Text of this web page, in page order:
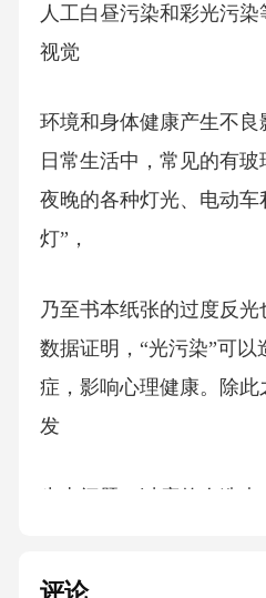
人工白昼污染和彩光污
视觉
环境和身体健康产生不
日常生活中，常见的有
夜晚的各种灯光、电动
灯”，
乃至书本纸张的过度反
数据证明，“光污染”可
症，影响心理健康。除此
发
生态问题，过度的人造光
迹。
评论